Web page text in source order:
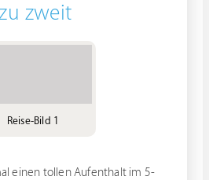
zweit
Reise-Bild 1
einen tollen Aufenthalt im 5-